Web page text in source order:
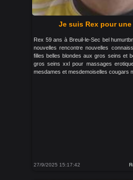
Je suis Rex pour
Rex 59 ans à Breuil-le-Sec bel
nouvelles rencontre nouvelles
filles belles blondes aux gros seins et
gros seins xxl pour massages
mesdames et mesdemoiselles
27/9/2025 15:17:42